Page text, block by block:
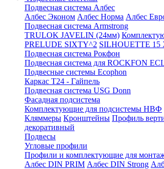
Подвесная система Албес
Албес Эконом Албес Норма Албес
Подвесная система Armstrong
TRULOK JAVELIN (24мм)
PRELUDE SIXTY^2 SILHOUETTE 15
Подвесная система Рокфон
Подвесная система для ROCKFON
Подвесные системы Ecophon
Каркас Т24 - Гайпель
Подвесная система USG Donn
Фасадная подсистема
Комплектующие для подсистемы НВФ
Кляммеры Кронштейны Профиль
декоративный
Подвесы
Угловые профили
Профили и комплектующие для
Албес DIN PRIM Албес DIN Strong